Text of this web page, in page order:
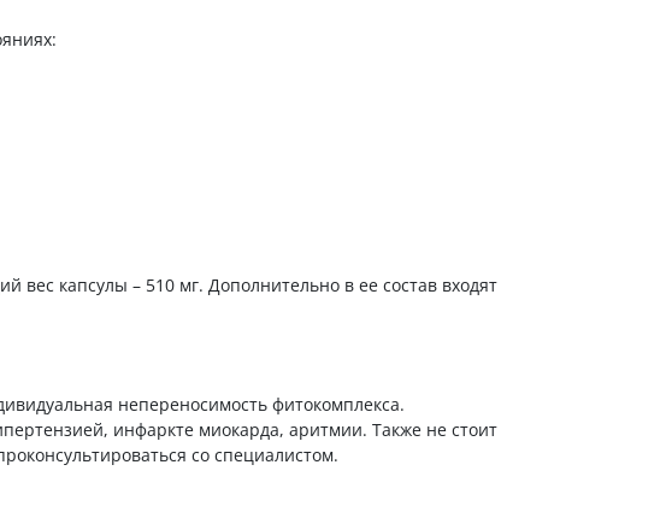
капсулы – 510 мг. Дополнительно в ее состав входят
непереносимость фитокомплекса.
инфаркте миокарда, аритмии. Также не стоит
со специалистом.